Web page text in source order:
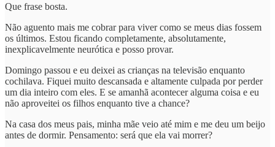
Que frase bosta.
Não aguento mais me cobrar para viver como se meus dias fossem
os últimos. Estou ficando completamente, absolutamente,
inexplicavelmente neurótica e posso provar.
Domingo passou e eu deixei as crianças na televisão enquanto
cochilava. Fiquei muito descansada e altamente culpada por perder
um dia inteiro com eles. E se amanhã acontecer alguma coisa e eu
não aproveitei os filhos enquanto tive a chance?
Na casa dos meus pais, minha mãe veio até mim e me deu um beijo
antes de dormir. Pensamento: será que ela vai morrer?